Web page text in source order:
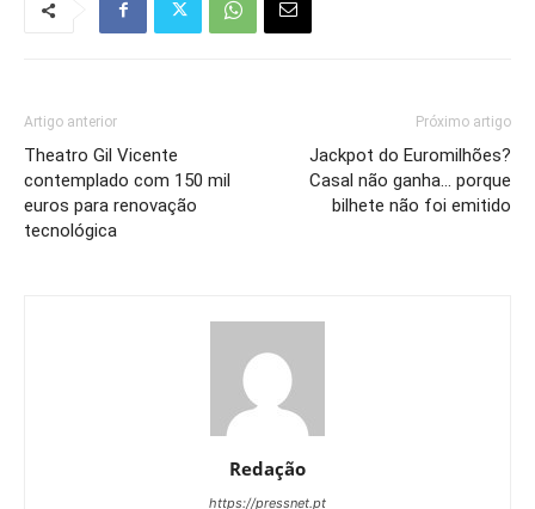
Artigo anterior
Theatro Gil Vicente
contemplado com 150 mil
euros para renovação
tecnológica
Próximo artigo
Jackpot do Euromilhões?
Casal não ganha… porque
bilhete não foi emitido
Redação
https://pressnet.pt